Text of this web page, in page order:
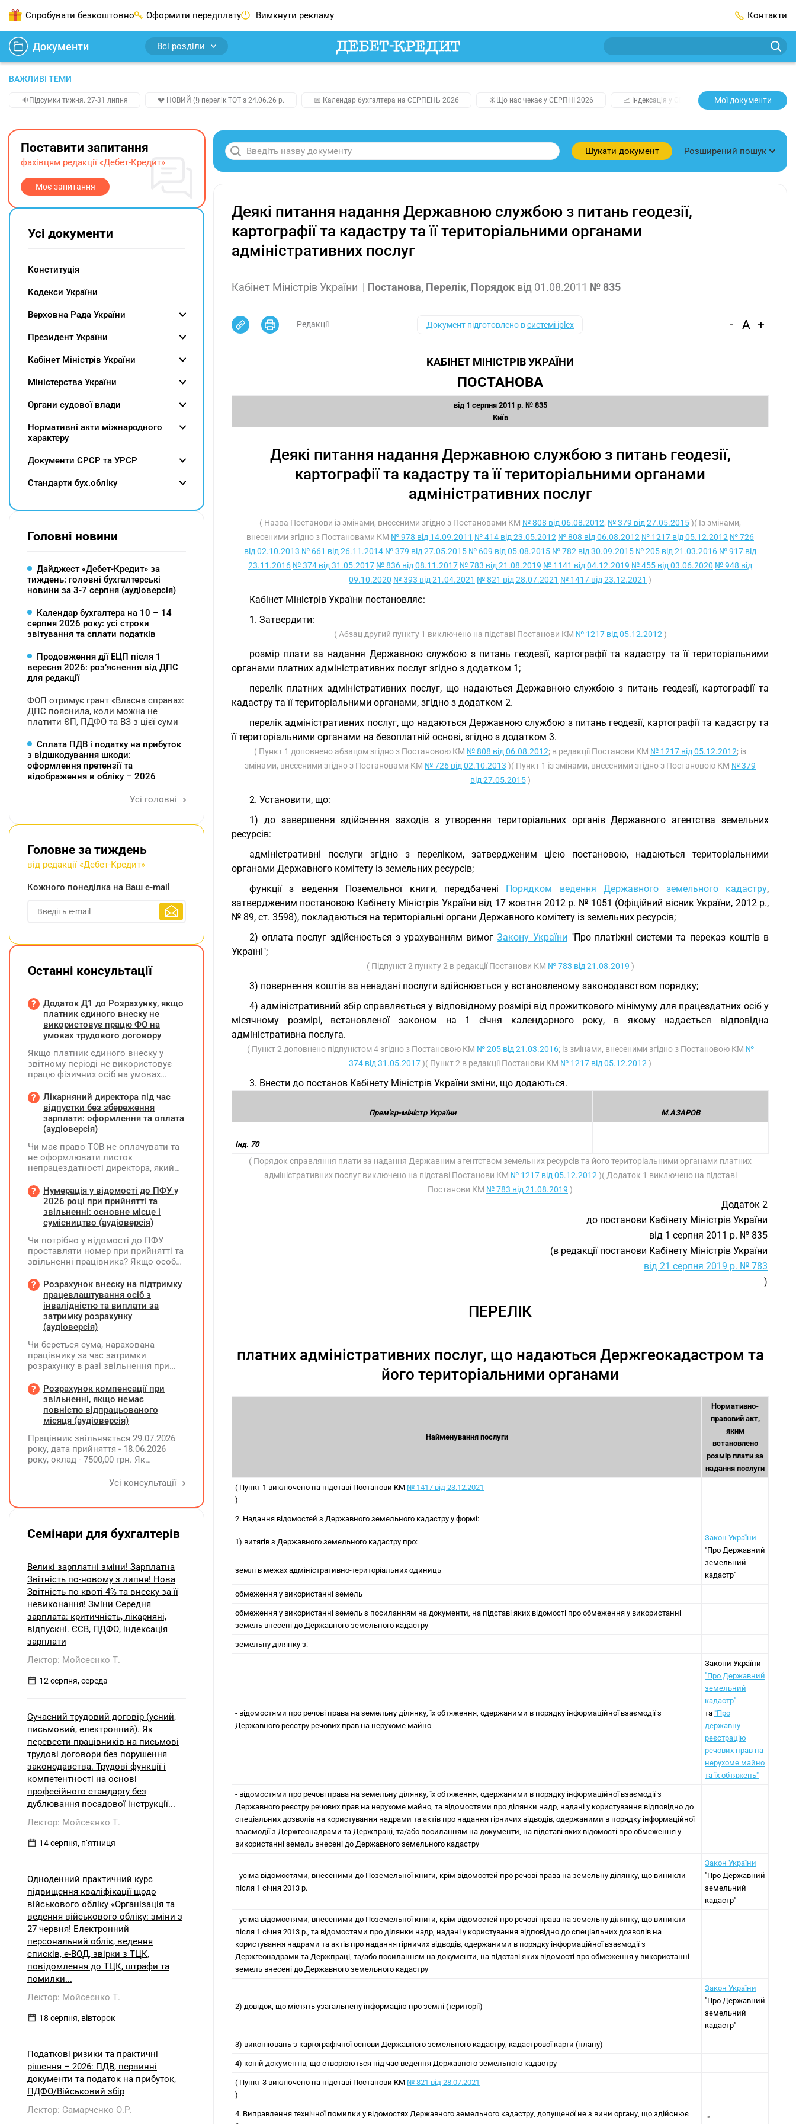
Спробувати безкоштовно Оформити передплату Вимкнути рекламу Контакти
Документи Всі розділи
ВАЖЛИВІ ТЕМИ
🔉Підсумки тижня. 27-31 липня 💔 НОВИЙ (!) перелік ТОТ з 24.06.26 р. 📅 Календар бухгалтера на СЕРПЕНЬ 2026 ☀️Що нас чекає у СЕРПНІ 2026 📈 Індексація у СЕРПНІ 2️⃣0️⃣2️⃣7️⃣ Усі
Мої документи
Шукати документ Розширений пошук
Деякі питання надання Державною службою з питань геодезії,
картографії та кадастру та її територіальними органами
адміністративних послуг
Кабінет Міністрів України | Постанова, Перелік, Порядок від 01.08.2011 № 835
Редакції Документ підготовлено всистемі iplex - A +
КАБІНЕТ МІНІСТРІВ УКРАЇНИ
ПОСТАНОВА
від 1 серпня 2011 р. № 835
Київ
Деякі питання надання Державною службою з питань геодезії,
картографії та кадастру та її територіальними органами
адміністративних послуг
( Назва Постанови із змінами, внесеними згідно з Постановами КМ № 808 від 06.08.2012, № 379 від 27.05.2015)( Із змінами,
внесеними згідно з Постановами КМ № 978 від 14.09.2011 № 414 від 23.05.2012 № 808 від 06.08.2012 № 1217 від 05.12.2012 № 726
від 02.10.2013 № 661 від 26.11.2014 № 379 від 27.05.2015 № 609 від 05.08.2015 № 782 від 30.09.2015 № 205 від 21.03.2016 № 917 від
23.11.2016 № 374 від 31.05.2017 № 836 від 08.11.2017 № 783 від 21.08.2019 № 1141 від 04.12.2019 № 455 від 03.06.2020 № 948 від
09.10.2020 № 393 від 21.04.2021 № 821 від 28.07.2021 № 1417 від 23.12.2021 )
Кабінет Міністрів України постановляє:
1. Затвердити:
( Абзац другий пункту 1 виключено на підставі Постанови КМ № 1217 від 05.12.2012 )
розмір плати за надання Державною службою з питань геодезії, картографії та кадастру та її територіальними
органами платних адміністративних послуг згідно з додатком 1;
перелік платних адміністративних послуг, що надаються Державною службою з питань геодезії, картографії та
кадастру та її територіальними органами, згідно з додатком 2.
перелік адміністративних послуг, що надаються Державною службою з питань геодезії, картографії та кадастру та
її територіальними органами на безоплатній основі, згідно з додатком 3.
( Пункт 1 доповнено абзацом згідно з Постановою КМ № 808 від 06.08.2012; в редакції Постанови КМ № 1217 від 05.12.2012; із
змінами, внесеними згідно з Постановами КМ № 726 від 02.10.2013 )( Пункт 1 із змінами, внесеними згідно з Постановою КМ № 379
від 27.05.2015)
2. Установити, що:
1) до завершення здійснення заходів з утворення територіальних органів Державного агентства земельних
ресурсів:
адміністративні послуги згідно з переліком, затвердженим цією постановою, надаються територіальними
органами Державного комітету із земельних ресурсів;
функції з ведення Поземельної книги, передбачені Порядком ведення Державного земельного кадастру,
затвердженим постановою Кабінету Міністрів України від 17 жовтня 2012 р. № 1051 (Офіційний вісник України, 2012 р.,
№ 89, ст. 3598), покладаються на територіальні органи Державного комітету із земельних ресурсів;
2) оплата послуг здійснюється з урахуванням вимогЗакону України "Про платіжні системи та переказ коштів в
Україні";
( Підпункт 2 пункту 2 в редакції Постанови КМ № 783 від 21.08.2019 )
3) повернення коштів за ненадані послуги здійснюється у встановленому законодавством порядку;
4) адміністративний збір справляється у відповідному розмірі від прожиткового мінімуму для працездатних осіб у
місячному розмірі, встановленої законом на 1 січня календарного року, в якому надається відповідна
адміністративна послуга.
( Пункт 2 доповнено підпунктом 4 згідно з Постановою КМ № 205 від 21.03.2016; із змінами, внесеними згідно з Постановою КМ №
374 від 31.05.2017)( Пункт 2 в редакції Постанови КМ № 1217 від 05.12.2012 )
3. Внести до постанов Кабінету Міністрів України зміни, що додаються.
Прем'єр-міністр України М.АЗАРОВ
Інд. 70
( Порядок справляння плати за надання Державним агентством земельних ресурсів та його територіальними органами платних
адміністративних послуг виключено на підставі Постанови КМ № 1217 від 05.12.2012 )( Додаток 1 виключено на підставі
Постанови КМ № 783 від 21.08.2019 )
Додаток 2
до постанови Кабінету Міністрів України
від 1 серпня 2011 р. № 835
(в редакції постанови Кабінету Міністрів України
від 21 серпня 2019 р. № 783
)
ПЕРЕЛІК
платних адміністративних послуг, що надаються Держгеокадастром та
його територіальними органами
Найменування послуги
Нормативно-
правовий акт,
яким
встановлено
розмір плати за
надання послуги
( Пункт 1 виключено на підставі Постанови КМ № 1417 від 23.12.2021
)
2. Надання відомостей з Державного земельного кадастру у формі:
1) витягів з Державного земельного кадастру про:
Закон України
"Про Державний
земельний
кадастр"
землі в межах адміністративно-територіальних одиниць
обмеження у використанні земель
обмеження у використанні земель з посиланням на документи, на підставі яких відомості про обмеження у використанні
земель внесені до Державного земельного кадастру
земельну ділянку з:
- відомостями про речові права на земельну ділянку, їх обтяження, одержаними в порядку інформаційної взаємодії з
Державного реєстру речових прав на нерухоме майно
Закони України
"Про Державний
земельний
кадастр"
та "Про
державну
реєстрацію
речових прав на
нерухоме майно
та їх обтяжень"
- відомостями про речові права на земельну ділянку, їх обтяження, одержаними в порядку інформаційної взаємодії з
Державного реєстру речових прав на нерухоме майно, та відомостями про ділянки надр, надані у користування відповідно до
спеціальних дозволів на користування надрами та актів про надання гірничих відводів, одержаними в порядку інформаційної
взаємодії з Держгеонадрами та Держпраці, та/або посиланням на документи, на підставі яких відомості про обмеження у
використанні земель внесені до Державного земельного кадастру
- усіма відомостями, внесеними до Поземельної книги, крім відомостей про речові права на земельну ділянку, що виникли
після 1 січня 2013 р.
Закон України
"Про Державний
земельний
кадастр"
- усіма відомостями, внесеними до Поземельної книги, крім відомостей про речові права на земельну ділянку, що виникли
після 1 січня 2013 р., та відомостями про ділянки надр, надані у користування відповідно до спеціальних дозволів на
користування надрами та актів про надання гірничих відводів, одержаними в порядку інформаційної взаємодії з
Держгеонадрами та Держпраці, та/або посиланням на документи, на підставі яких відомості про обмеження у використанні
земель внесені до Державного земельного кадастру
2) довідок, що містять узагальнену інформацію про землі (території)
Закон України
"Про Державний
земельний
кадастр"
3) викопіювань з картографічної основи Державного земельного кадастру, кадастрової карти (плану)
4) копій документів, що створюються під час ведення Державного земельного кадастру
( Пункт 3 виключено на підставі Постанови КМ № 821 від 28.07.2021
)
4. Виправлення технічної помилки у відомостях Державного земельного кадастру, допущеної не з вини органу, що здійснює
-"-
Поставити запитання
фахівцям редакції «Дебет-Кредит»
Моє запитання
Усі документи
Конституція
Кодекси України
Верховна Рада України
Президент України
Кабінет Міністрів України
Міністерства України
Органи судової влади
Нормативні акти міжнародного
характеру
Документи СРСР та УРСР
Cтандарти бух.обліку
Головні новини
Дайджест «Дебет-Кредит» за
тиждень: головні бухгалтерські
новини за 3-7 серпня (аудіоверсія)
Календар бухгалтера на 10 – 14
серпня 2026 року: усі строки
звітування та сплати податків
Продовження дії ЕЦП після 1
вересня 2026: розʼяснення від ДПС
для редакції
ФОП отримує грант «Власна справа»:
ДПС пояснила, коли можна не
платити ЄП, ПДФО та ВЗ з цієї суми
Сплата ПДВ і податку на прибуток
з відшкодування шкоди:
оформлення претензії та
відображення в обліку – 2026
Усі головні
Головне за тиждень
від редакції «Дебет-Кредит»
Кожного понеділка на Ваш e-mail
Останні консультації
Додаток Д1 до Розрахунку, якщо
платник єдиного внеску не
використовує працю ФО на
умовах трудового договору
Якщо платник єдиного внеску у
звітному періоді не використовує
працю фізичних осіб на умовах
на інших умовах, передбачених
законодавством, Додаток Д1/
Додаток ФІЗ-Д1 за відповідний
період не подається
Лікарняний директора під час
відпустки без збереження
зарплати: оформлення та оплата
(аудіоверсія)
Чи має право ТОВ не оплачувати та
не оформлювати листок
непрацездатності директора, який
збереження заробітної плати під час
призупинення діяльності
підприємства?
Нумерація у відомості до ПФУ у
2026 році при прийнятті та
звільненні: основне місце і
сумісництво (аудіоверсія)
Чи потрібно у відомості до ПФУ
проставляти номер при прийнятті та
звільненні працівника? Якщо особа
місцем роботи та за сумісництвом,
чи рахується це як два роботодавці?
Розрахунок внеску на підтримку
працевлаштування осіб з
інвалідністю та виплати за
затримку розрахунку
(аудіоверсія)
Чи береться сума, нарахована
працівнику за час затримки
розрахунку в разі звільнення при
заробітної плати (винагороди), для
розрахунку внеску на підтримку
працевлаштування осіб з
інвалідністю?
Розрахунок компенсації при
звільненні, якщо немає
повністю відпрацьованого
місяця (аудіоверсія)
Працівник звільняється 29.07.2026
року, дата прийняття - 18.06.2026
року, оклад - 7500,00 грн. Як
невикористаних днів відпустки при
Усі консультації
Семінари для бухгалтерів
Великі зарплатні зміни! Зарплатна
Звітність по-новому з липня! Нова
Звітність по квоті 4% та внеску за її
невиконання! Зміни Середня
зарплата: критичність, лікарняні,
відпускні. ЄСВ, ПДФО, індексація
зарплати
Лектор: Мойсеєнко Т.
12 серпня, середа
Сучасний трудовий договір (усний,
письмовий, електронний). Як
перевести працівників на письмові
трудові договори без порушення
законодавства. Трудові функції і
компетентності на основі
професійного стандарту без
дублювання посадової інструкції...
Лектор: Мойсеєнко Т.
14 серпня, пʼятниця
Одноденний практичний курс
підвищення кваліфікації щодо
військового обліку «Організація та
ведення військового обліку: зміни з
27 червня! Електронний
персональний облік, ведення
списків, е-ВОД, звірки з ТЦК,
повідомлення до ТЦК, штрафи та
помилки...
Лектор: Мойсеєнко Т.
18 серпня, вівторок
Податкові ризики та практичні
рішення – 2026: ПДВ, первинні
документи та податок на прибуток,
ПДФО/Військовий збір
Лектор: Самарченко О.Р.